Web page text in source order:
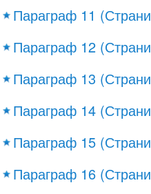
Параграф 11
Параграф 12
Параграф 13
Параграф 14
Параграф 15
Параграф 16